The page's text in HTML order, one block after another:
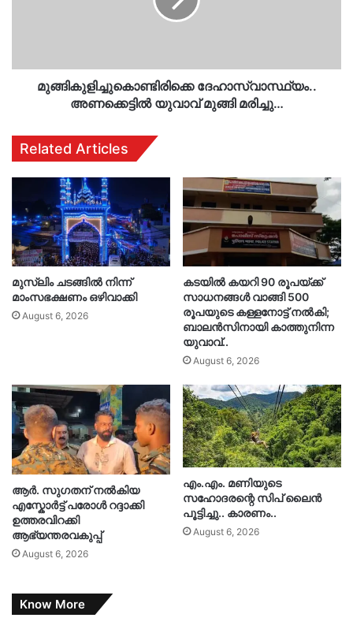
മുങ്ങികുളിച്ചുകൊണ്ടിരിക്കെ ദേഹാസ്വാസ്ഥ്യം..
അണക്കെട്ടിൽ യുവാവ് മുങ്ങി മരിച്ചു…
Related Articles
മുസ്‌ലിം ചടങ്ങിൽ നിന്ന്
മാംസഭക്ഷണം ഒഴിവാക്കി
August 6, 2026
കടയിൽ കയറി 90 രൂപയ്ക്ക്
സാധനങ്ങൾ വാങ്ങി 500
രൂപയുടെ കള്ളനോട്ട് നൽകി;
ബാലൻസിനായി കാത്തുനിന്ന
യുവാവ്..
August 6, 2026
ആർ. സു​ഗതന് നൽകിയ
എസ്കോർട്ട് പരോൾ റദ്ദാക്കി
ഉത്തരവിറക്കി
ആഭ്യന്തരവകുപ്പ്
August 6, 2026
എം.എം. മണിയുടെ
സഹോദരന്റെ സിപ് ലൈൻ
പൂട്ടിച്ചു.. കാരണം..
August 6, 2026
Know More